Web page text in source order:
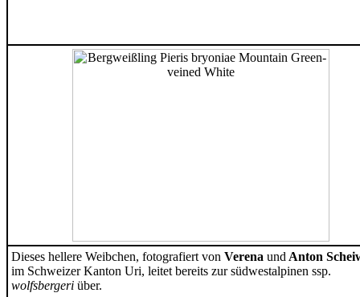
Dieses hellere Weibchen, fotografiert von Verena und Anton
im Schweizer Kanton Uri, leitet bereits zur südwestalpinen ssp.
wolfsbergeri über.